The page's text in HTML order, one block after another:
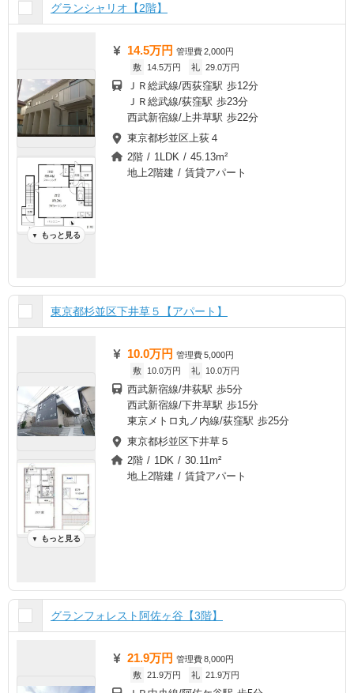
グランシャリオ【2階】
▼ もっと見る
14.5万円 管理費2,000円
敷
14.5万円 礼 29.0万円
ＪＲ総武線/西荻窪駅 歩12分
ＪＲ総武線/荻窪駅 歩23分
西武新宿線/上井草駅 歩22分
東京都杉並区上荻４
2階 / 1LDK / 45.13m²
地上2階建 / 賃貸アパート
東京都杉並区下井草５【アパート】
▼ もっと見る
10.0万円 管理費5,000円
敷
10.0万円 礼 10.0万円
西武新宿線/井荻駅 歩5分
西武新宿線/下井草駅 歩15分
東京メトロ丸ノ内線/荻窪駅 歩25分
東京都杉並区下井草５
2階 / 1DK / 30.11m²
地上2階建 / 賃貸アパート
グランフォレスト阿佐ヶ谷【3階】
21.9万円 管理費8,000円
敷 21.9万円 礼 21.9万円